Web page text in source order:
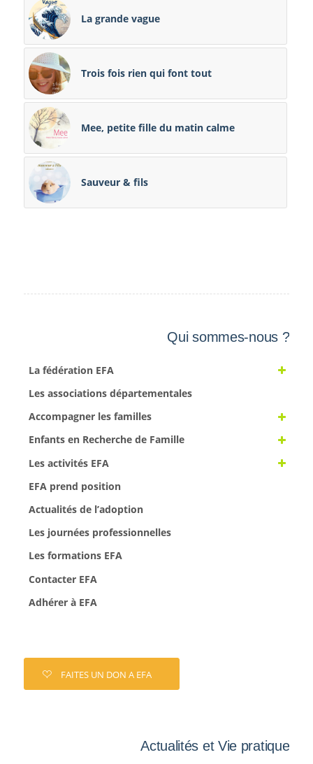
La grande vague
Trois fois rien qui font tout
Mee, petite fille du matin calme
Sauveur & fils
Qui sommes-nous ?
La fédération EFA
Les associations départementales
Accompagner les familles
Enfants en Recherche de Famille
Les activités EFA
EFA prend position
Actualités de l’adoption
Les journées professionnelles
Les formations EFA
Contacter EFA
Adhérer à EFA
FAITES UN DON A EFA
Actualités et Vie pratique